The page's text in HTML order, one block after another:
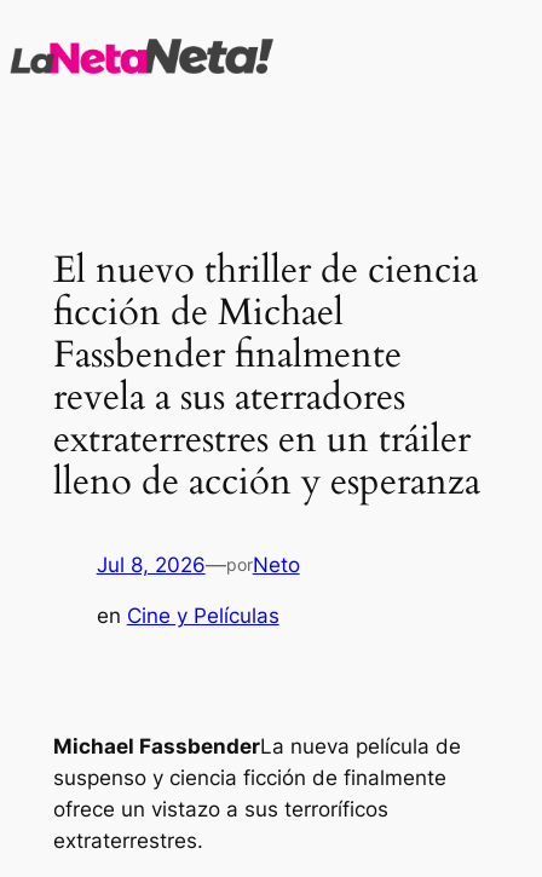
al
El nuevo thriller de ciencia
ficción de Michael
Fassbender finalmente
revela a sus aterradores
extraterrestres en un tráiler
lleno de acción y esperanza
Jul 8, 2026—porNeto
en Cine y Películas
Michael FassbenderLa nueva película de
suspenso y ciencia ficción de finalmente
ofrece un vistazo a sus terroríficos
extraterrestres.